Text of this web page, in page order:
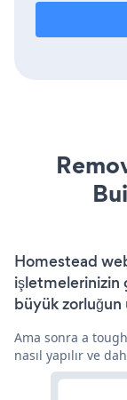
Homestead
işletmelerinizin
büyük
Ama sonra a
nasıl yapılır ve